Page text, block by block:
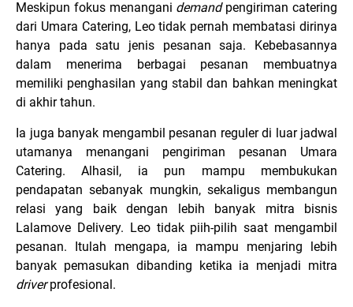
Meskipun fokus menangani demand pengiriman catering
dari Umara Catering, Leo tidak pernah membatasi dirinya
hanya pada satu jenis pesanan saja. Kebebasannya
dalam menerima berbagai pesanan membuatnya
memiliki penghasilan yang stabil dan bahkan meningkat
di akhir tahun.
Ia juga banyak mengambil pesanan reguler di luar jadwal
utamanya menangani pengiriman pesanan Umara
Catering. Alhasil, ia pun mampu membukukan
pendapatan sebanyak mungkin, sekaligus membangun
relasi yang baik dengan lebih banyak mitra bisnis
Lalamove Delivery. Leo tidak piih-pilih saat mengambil
pesanan. Itulah mengapa, ia mampu menjaring lebih
banyak pemasukan dibanding ketika ia menjadi mitra
driverprofesional.